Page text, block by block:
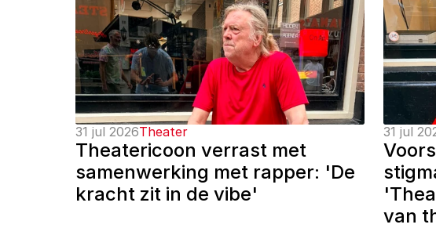
31 jul 2026Theater
Theatericoon verrast met
samenwerking met rapper: 'De
kracht zit in de vibe'
31 jul
van